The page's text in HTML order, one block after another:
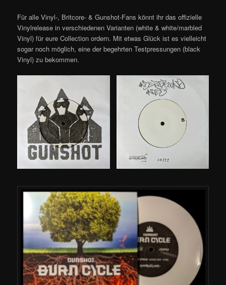
Für alle Vinyl-, Britcore- & Gunshot-Fans könnt ihr das offizielle
Vinylrelease in verschiedenen Varianten (white & white/marbled
Vinyl) für eure Collection ordern. Mit etwas Glück ist es vielleicht
sogar noch möglich, eine der begehrten Testpressungen (black
Vinyl) zu bekommen.